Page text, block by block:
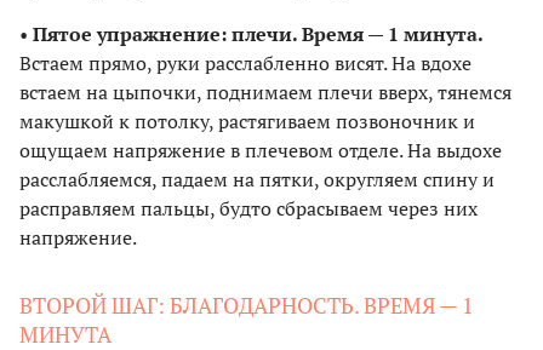
• Пятое упражнение: плечи. Время — 1 минута.
Встаем прямо, руки расслабленно висят. На вдохе
встаем на цыпочки, поднимаем плечи вверх, тянемся
макушкой к потолку, растягиваем позвоночник и
ощущаем напряжение в плечевом отделе. На выдохе
расслабляемся, падаем на пятки, округляем спину и
расправляем пальцы, будто сбрасываем через них
напряжение.
ВТОРОЙ ШАГ: БЛАГОДАРНОСТЬ. ВРЕМЯ — 1
МИНУТА